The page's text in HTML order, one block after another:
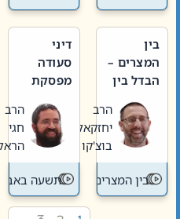
בין
המצרים –
הבדל בין
חדשה
לישנה
הרב
יחזקאל
בוצ'קו
בין המצרים
דיני
סעודה
מפסקת
תשעה
באב
הרב
חגי
הראל
תשעה באב